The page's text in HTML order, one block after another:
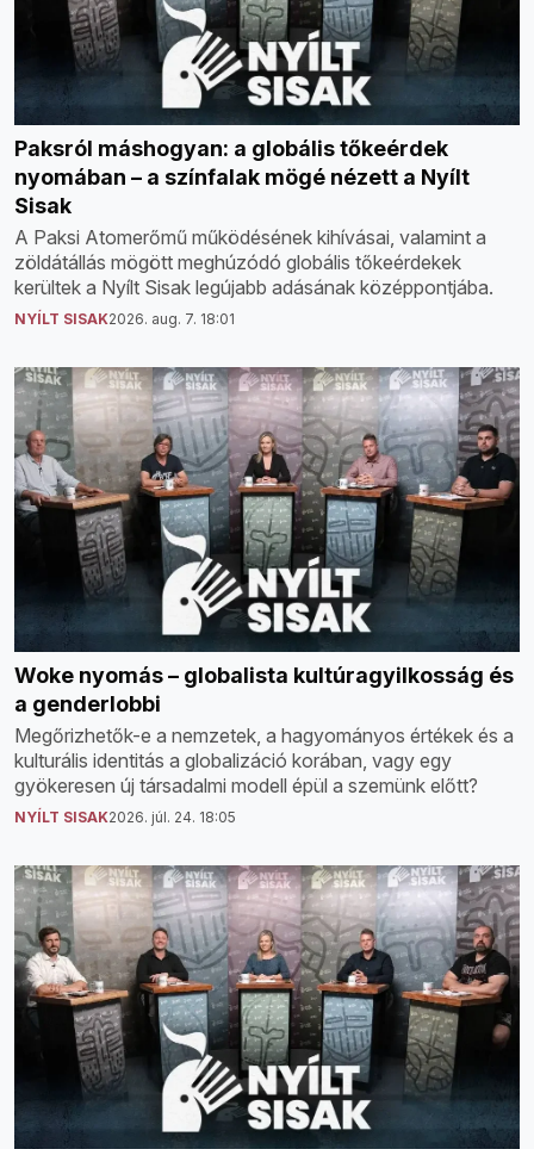
Paksról máshogyan: a globális tőkeérdek
nyomában – a színfalak mögé nézett a Nyílt
Sisak
A Paksi Atomerőmű működésének kihívásai, valamint a
zöldátállás mögött meghúzódó globális tőkeérdekek
kerültek a Nyílt Sisak legújabb adásának középpontjába.
NYÍLT SISAK2026. aug. 7. 18:01
Woke nyomás – globalista kultúragyilkosság és
a genderlobbi
Megőrizhetők-e a nemzetek, a hagyományos értékek és a
kulturális identitás a globalizáció korában, vagy egy
gyökeresen új társadalmi modell épül a szemünk előtt?
NYÍLT SISAK2026. júl. 24. 18:05